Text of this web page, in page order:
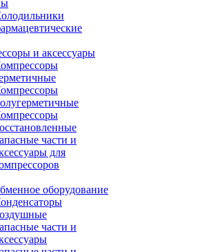
и аксессуары
части и
для
оборудование
части и